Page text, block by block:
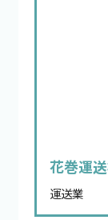
花巻運
運送業